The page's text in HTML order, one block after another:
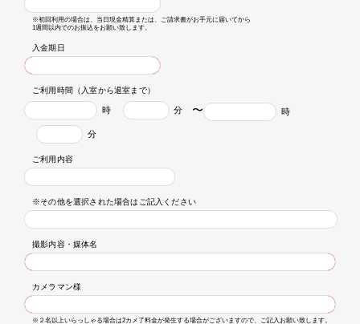
※初回利用の場合は、当日現金精算または、ご請求書がお手元に届いてから
1週間以内でのお振込をお願い致します。
入金期日
ご利用時間（入室から退室まで）
〜
ご利用内容
※その他を選択された場合はご記入ください
撮影内容・媒体名
カメラマン様
※２名以上いらっしゃる場合は2カメ了料金が発生する場合がございますので、ご記入お願い致します。